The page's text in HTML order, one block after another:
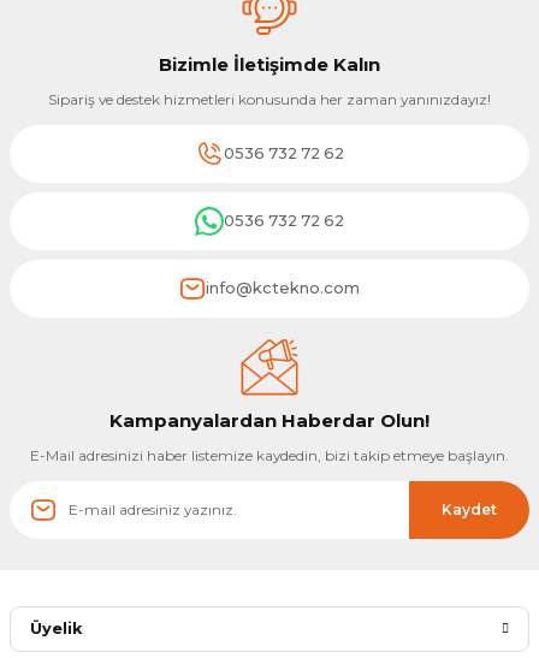
Bizimle İletişimde Kalın
Sipariş ve destek hizmetleri konusunda her zaman yanınızdayız!
0536 732 72 62
0536 732 72 62
info@kctekno.com
Kampanyalardan Haberdar Olun!
E-Mail adresinizi haber listemize kaydedin, bizi takip etmeye başlayın.
Kaydet
Üyelik